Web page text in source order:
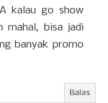
kalau go show
mahal, bisa jadi
banyak promo
Balas